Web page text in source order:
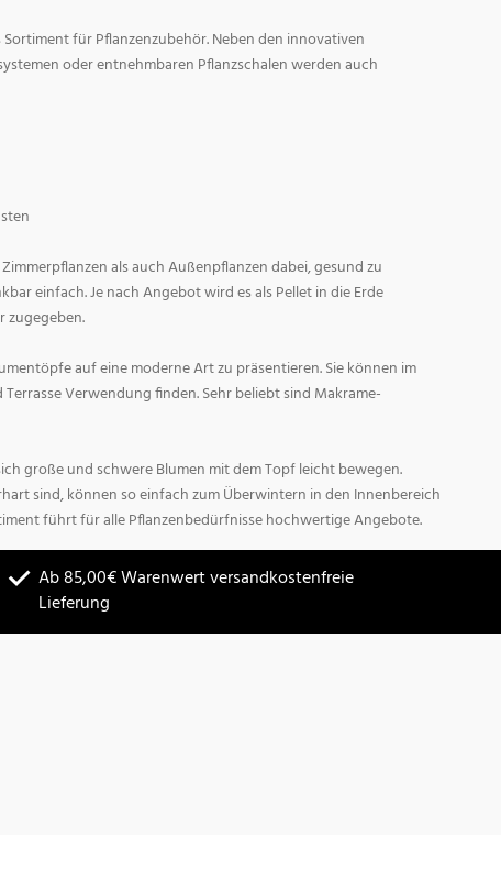
für Pflanzenzubehör. Neben den innovativen
oder entnehmbaren Pflanzschalen werden auch
als auch Außenpflanzen dabei, gesund zu
einfach. Je nach Angebot wird es als Pellet in die Erde
zugegeben.
auf eine moderne Art zu präsentieren. Sie können im
Verwendung finden. Sehr beliebt sind Makrame-
große und schwere Blumen mit dem Topf leicht bewegen.
sind, können so einfach zum Überwintern in den Innenbereich
führt für alle Pflanzenbedürfnisse hochwertige Angebote.
Ab 85,00€ Warenwert versandkostenfreie
Lieferung